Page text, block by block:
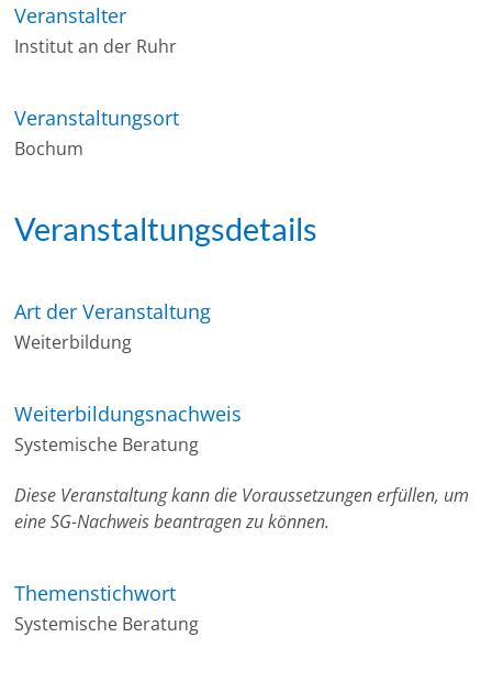
Veranstalter
Institut an der Ruhr
Veranstaltungsort
Bochum
Veranstaltungsdetails
Art der Veranstaltung
Weiterbildung
Weiterbildungsnachweis
Systemische Beratung
Diese Veranstaltung kann die Voraussetzungen erfüllen, um
eine SG-Nachweis beantragen zu können.
Themenstichwort
Systemische Beratung